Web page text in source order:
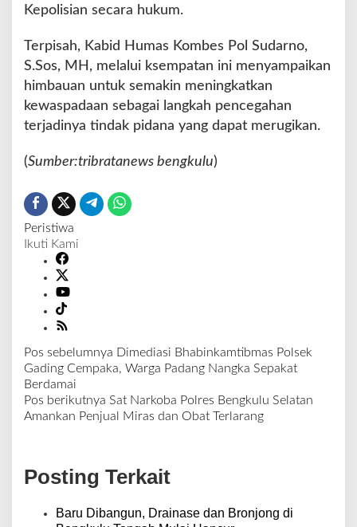
Kepolisian secara hukum.
Terpisah, Kabid Humas Kombes Pol Sudarno,
S.Sos, MH, melalui ksempatan ini menyampaikan
himbauan untuk semakin meningkatkan
kewaspadaan sebagai langkah pencegahan
terjadinya tindak pidana yang dapat merugikan.
(Sumber:tribratanews bengkulu)
Peristiwa
Ikuti Kami
N
a
v
i
s
i
Pos sebelumnya Dimediasi Bhabinkamtibmas Polsek
Gading Cempaka, Warga Padang Nangka Sepakat
Berdamai
Pos berikutnya Sat Narkoba Polres Bengkulu Selatan
Amankan Penjual Miras dan Obat Terlarang
Posting Terkait
Baru Dibangun, Drainase dan Bronjong di